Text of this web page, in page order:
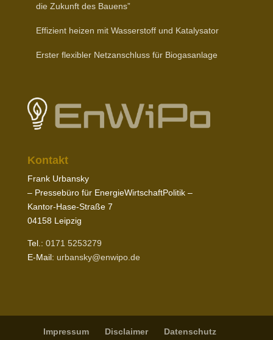
die Zukunft des Bauens”
Effizient heizen mit Wasser­stoff und Katalysator
Erster flexibler Netz­an­schluss für Biogasanlage
Kontakt
Frank Urbansky
– Pres­sebüro für EnergieWirtschaftPolitik –
Kantor-​Hase-​Straße 7
04158Leipzig
Tel.: 0171 5253279
E‑Mail: urbansky@​enwipo.​de
Impressum Disclaimer Daten­schutz